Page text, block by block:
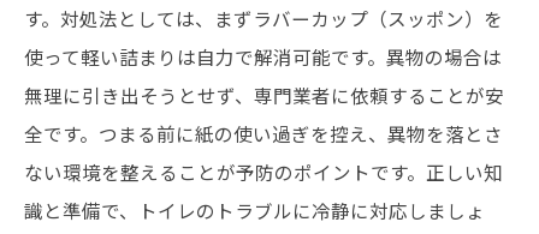
す。対処法としては、まずラバーカップ（スッポン）を
使って軽い詰まりは自力で解消可能です。異物の場合は
無理に引き出そうとせず、専門業者に依頼することが安
全です。つまる前に紙の使い過ぎを控え、異物を落とさ
ない環境を整えることが予防のポイントです。正しい知
識と準備で、トイレのトラブルに冷静に対応しましょ